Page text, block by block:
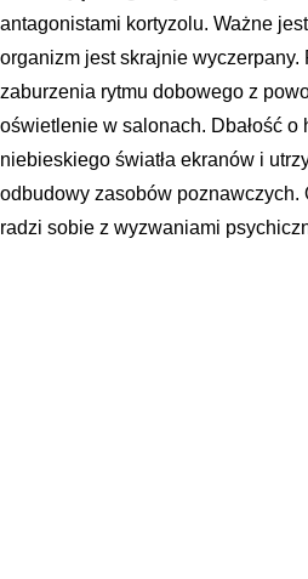
antagonistami kortyzolu. Ważne
organizm jest skrajnie wyczerpany.
zaburzenia rytmu dobowego z
oświetlenie w salonach. Dbałość
niebieskiego światła ekranów i
odbudowy zasobów
radzi sobie z wyzwaniami